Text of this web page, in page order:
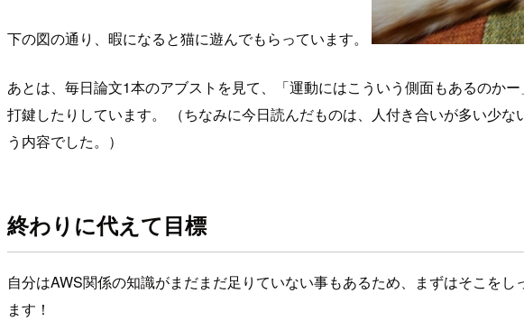
下の図の通り、暇になると猫に遊んでもらっています。
あとは、毎日論文1本のアブストを見て、「運動にはこういう側面もあるのか
打鍵したりしています。 （ちなみに今日読んだものは、人付き合いが多い少
う内容でした。）
終わりに代えて目標
自分はAWS関係の知識がまだまだ足りていない事もあるため、まずはそこを
ます！